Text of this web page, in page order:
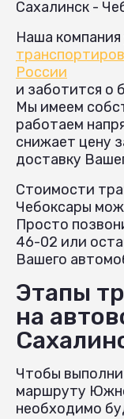
Сахалинск -
Наша
России
и заботится о
Мы имеем
работаем
снижает цену
доставку
Стоимости
Чебоксары
Просто
46-02 или
Вашего
Этапы
на
Чтобы
маршруту
необходимо